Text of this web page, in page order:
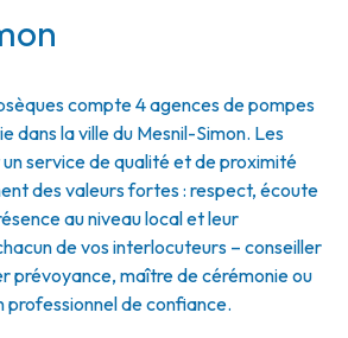
compte 4 agences de pompes
dans la ville du Mesnil-Simon. Les
service de qualité et de proximité
des valeurs fortes : respect, écoute
au niveau local et leur
de vos interlocuteurs – conseiller
prévoyance, maître de cérémonie ou
professionnel de confiance.